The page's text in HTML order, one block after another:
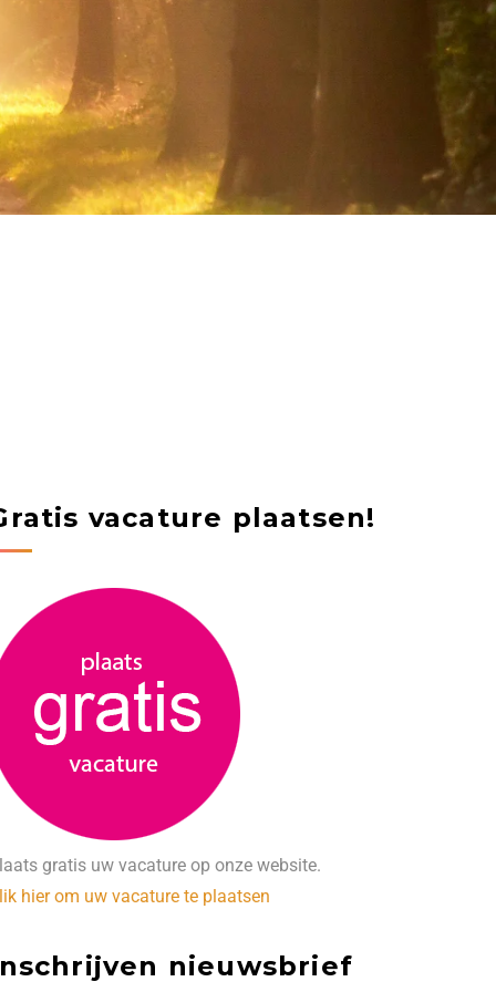
vacature plaatsen!
gratis uw vacature op onze website.
hier om uw vacature te plaatsen
nieuwsbrief